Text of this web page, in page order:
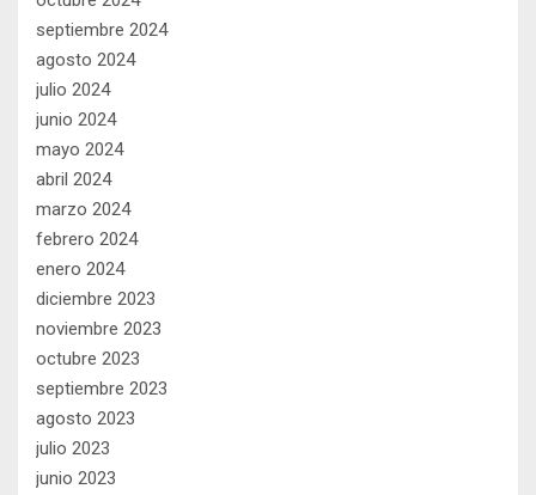
septiembre 2024
agosto 2024
julio 2024
junio 2024
mayo 2024
abril 2024
marzo 2024
febrero 2024
enero 2024
diciembre 2023
noviembre 2023
octubre 2023
septiembre 2023
agosto 2023
julio 2023
junio 2023